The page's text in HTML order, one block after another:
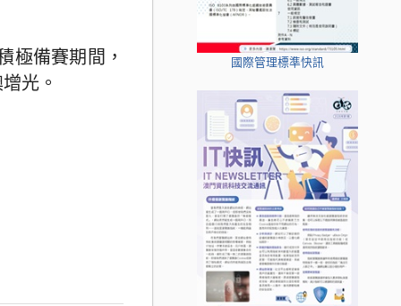
極備賽期間，
光。
國際管理標準快訊